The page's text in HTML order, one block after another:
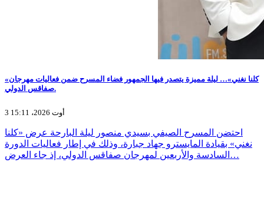
«كلنا نغني»… ليلة مميزة يتصدر فيها الجمهور فضاء المسرح ضمن فعاليات مهرجان
صفاقس الدولي.
3 أوت 2026، 15:11
احتضن المسرح الصيفي بسيدي منصور ليلة البارحة عرض «كلنا
نغني» بقيادة المايسترو جهاد جبارة، وذلك في إطار فعاليات الدورة
السادسة والأربعين لمهرجان صفاقس الدولي، إذ جاء العرض…